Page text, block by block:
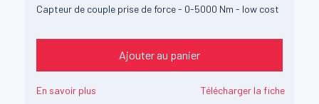
Capteur de couple prise de force - 0-5000 Nm - low cost
Ajouter au panier
En savoir plus Télécharger la fiche